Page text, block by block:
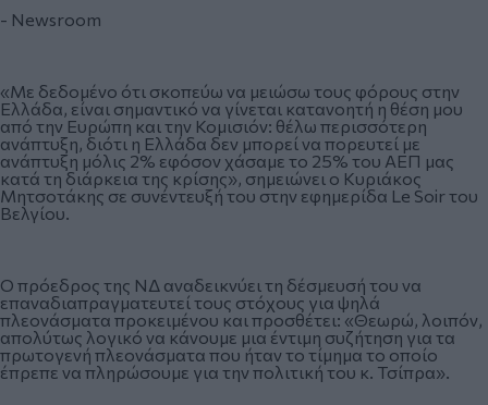
- Newsroom
«Με δεδομένο ότι σκοπεύω να μειώσω τους φόρους στην
Ελλάδα, είναι σημαντικό να γίνεται κατανοητή η θέση μου
από την Ευρώπη και την Κομισιόν: θέλω περισσότερη
ανάπτυξη, διότι η Ελλάδα δεν μπορεί να πορευτεί με
ανάπτυξη μόλις 2% εφόσον χάσαμε το 25% του ΑΕΠ μας
κατά τη διάρκεια της κρίσης», σημειώνει ο Κυριάκος
Μητσοτάκης σε συνέντευξή του στην εφημερίδα Le Soir του
Βελγίου.
Ο πρόεδρος της ΝΔ αναδεικνύει τη δέσμευσή του να
επαναδιαπραγματευτεί τους στόχους για ψηλά
πλεονάσματα προκειμένου και προσθέτει: «Θεωρώ, λοιπόν,
απολύτως λογικό να κάνουμε μια έντιμη συζήτηση για τα
πρωτογενή πλεονάσματα που ήταν το τίμημα το οποίο
έπρεπε να πληρώσουμε για την πολιτική του κ. Τσίπρα».